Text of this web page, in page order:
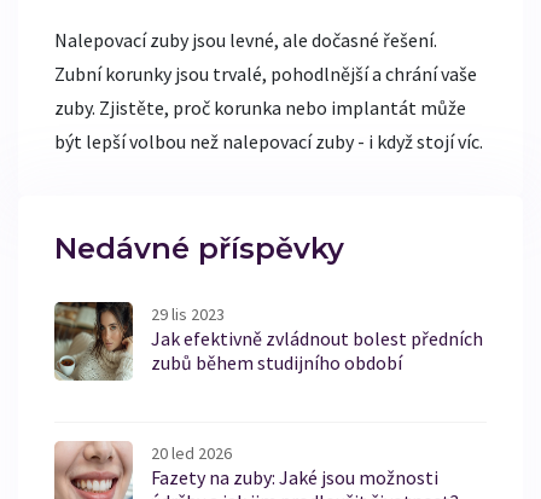
Nalepovací zuby jsou levné, ale dočasné řešení.
Zubní korunky jsou trvalé, pohodlnější a chrání vaše
zuby. Zjistěte, proč korunka nebo implantát může
být lepší volbou než nalepovací zuby - i když stojí víc.
Nedávné příspěvky
29 lis 2023
Jak efektivně zvládnout bolest předních
zubů během studijního období
20 led 2026
Fazety na zuby: Jaké jsou možnosti